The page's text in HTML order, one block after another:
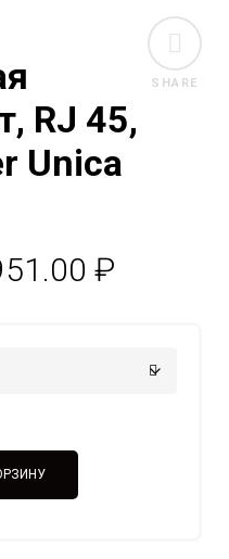
SHARE
RJ 45,
Unica
₽